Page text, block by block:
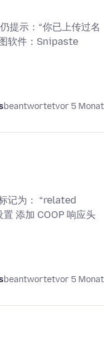
提示：“你已上传过名
软件：Snipaste
beantwortetvor 5
记为： “related
添加 COOP 响应头
beantwortetvor 5